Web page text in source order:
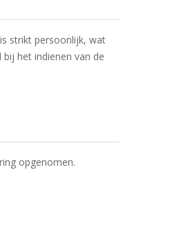
strikt persoonlijk, wat
het indienen van de
opgenomen.